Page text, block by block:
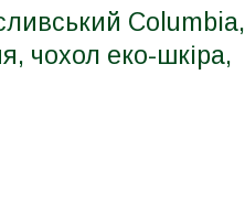
Columbia,
чохол еко-шкіра,